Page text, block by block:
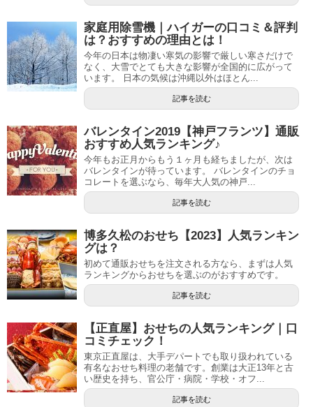
家庭用除雪機｜ハイガーの口コミ＆評判
は？おすすめの理由とは！
今年の日本は物凄い寒気の影響で厳しい寒さだけで
なく、大雪でとても大きな影響が全国的に広がって
います。 日本の気候は沖縄以外はほとん...
記事を読む
バレンタイン2019【神戸フランツ】通販
おすすめ人気ランキング♪
今年もお正月からもう１ヶ月も経ちましたが、次は
バレンタインが待っています。 バレンタインのチョ
コレートを選ぶなら、毎年大人気の神戸...
記事を読む
博多久松のおせち【2023】人気ランキン
グは？
初めて通販おせちを注文される方なら、まずは人気
ランキングからおせちを選ぶのがおすすめです。
記事を読む
【正直屋】おせちの人気ランキング｜口
コミチェック！
東京正直屋は、大手デパートでも取り扱われている
有名なおせち料理の老舗です。創業は大正13年と古
い歴史を持ち、官公庁・病院・学校・オフ...
記事を読む